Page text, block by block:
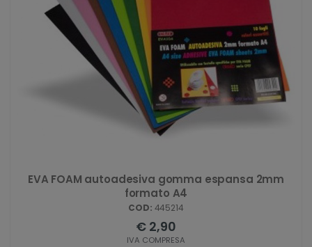
EVA FOAM autoadesiva gomma espansa 2mm
formato A4
COD: 445214
€ 2,90
IVA COMPRESA